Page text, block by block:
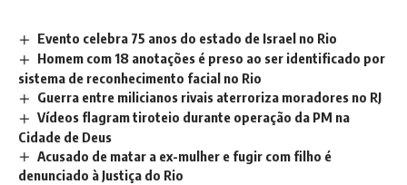
Evento celebra 75 anos do estado de Israel no Rio
Homem com 18 anotações é preso ao ser identificado por
sistema de reconhecimento facial no Rio
Guerra entre milicianos rivais aterroriza moradores no RJ
Vídeos flagram tiroteio durante operação da PM na
Cidade de Deus
Acusado de matar a ex-mulher e fugir com filho é
denunciado à Justiça do Rio